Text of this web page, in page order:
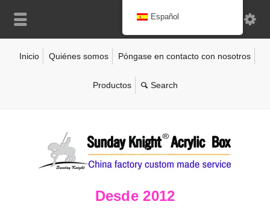
Inicio Quiénes somos Póngase en contacto con nosotros
Productos
Desde 2012
Español